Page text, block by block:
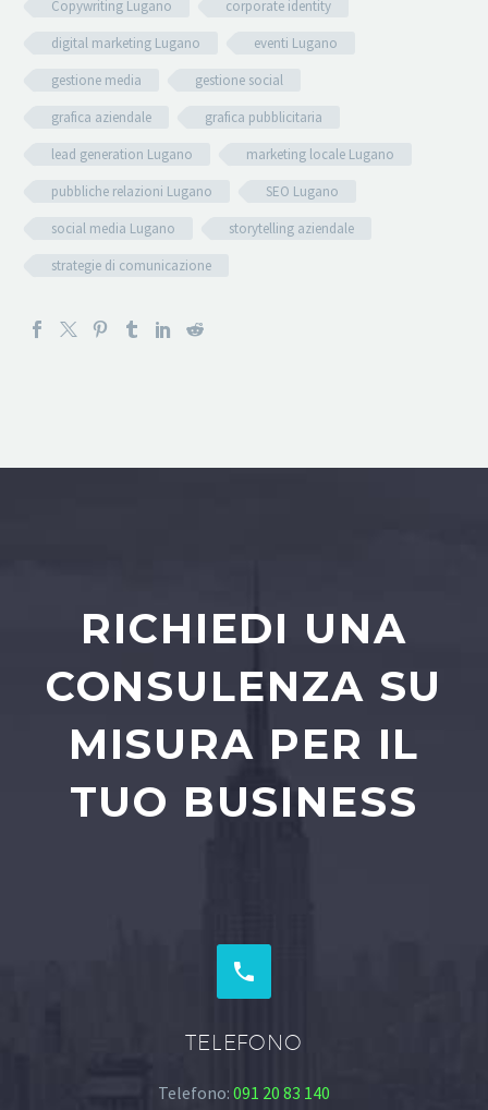
Copywriting Lugano
corporate identity
digital marketing Lugano
eventi Lugano
gestione media
gestione social
grafica aziendale
grafica pubblicitaria
lead generation Lugano
marketing locale Lugano
pubbliche relazioni Lugano
SEO Lugano
social media Lugano
storytelling aziendale
strategie di comunicazione
RICHIEDI UNA
CONSULENZA SU
MISURA PER IL
TUO BUSINESS


TELEFONO
Telefono: 091 20 83 140